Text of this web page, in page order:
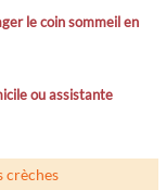
le coin sommeil en
ou assistante
crèches